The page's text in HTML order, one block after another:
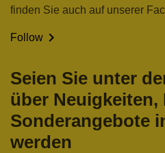
finden Sie auch auf unserer
Follow 
Seien Sie unter
über Neuigkeiten,
Sonderangebote
werden